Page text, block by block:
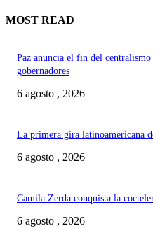
MOST READ
Paz anuncia el fin del
gobernadores
6 agosto , 2026
La primera gira latinoamericana
6 agosto , 2026
Camila Zerda conquista la
6 agosto , 2026